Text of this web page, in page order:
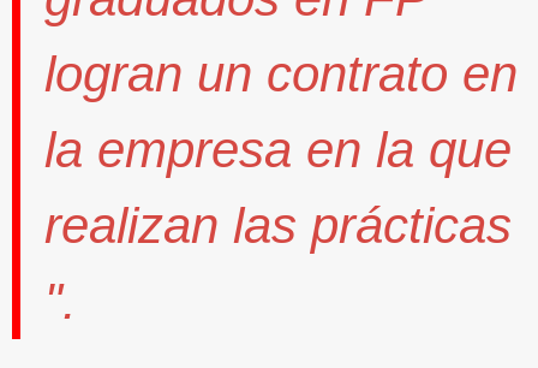
logran un contrato en
la empresa en la que
realizan las prácticas
".